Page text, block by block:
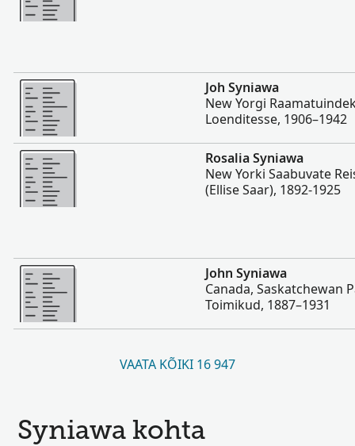
Rohkem
Joh Syniawa
New Yorgi
Loenditesse, 1906–1942
Rohkem
Rosalia Syniawa
New Yorki Saabuvate
(Ellise Saar), 1892-1925
Rohkem
John Syniawa
Canada, Saskatchewan
Toimikud, 1887–1931
VAATA KÕIKI 16 947
Syniawa kohta